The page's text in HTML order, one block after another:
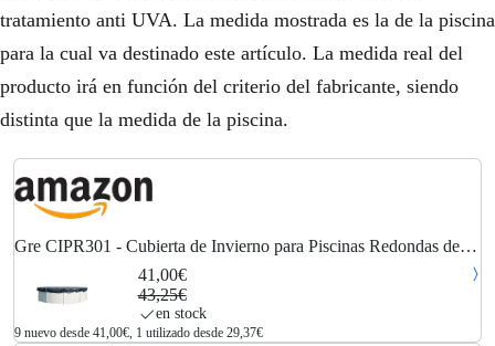
tratamiento anti UVA. La medida mostrada es la de la piscina
para la cual va destinado este artículo. La medida real del
producto irá en función del criterio del fabricante, siendo
distinta que la medida de la piscina.
Gre CIPR301 - Cubierta de Invierno para Piscinas Redondas de
300 cm de diámetro, 120 g/m2, Cobertor de Piscina para Proteger
el Agua de la Piscina
41,00€
43,25€
en stock
9 nuevo desde 41,00€, 1 utilizado desde 29,37€